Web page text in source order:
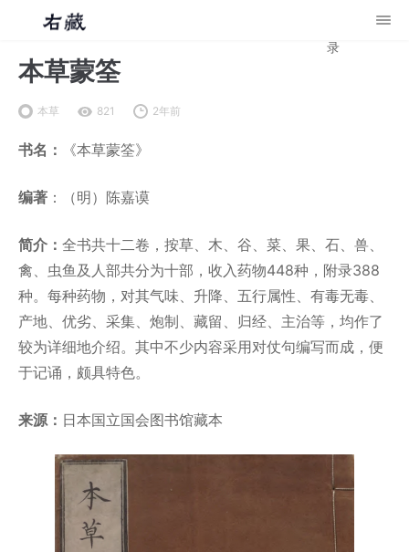
录
本草蒙筌
本草 821 2年前
书名： 《本草蒙筌》
编著 ：（明）陈嘉谟
简介： 全书共十二卷，按草、木、谷、菜、果、石、兽、
禽、虫鱼及人部共分为十部，收入药物448种，附录388
种。每种药物，对其气味、升降、五行属性、有毒无毒、
产地、优劣、采集、炮制、藏留、归经、主治等，均作了
较为详细地介绍。其中不少内容采用对仗句编写而成，便
于记诵，颇具特色。
来源： 日本国立国会图书馆藏本